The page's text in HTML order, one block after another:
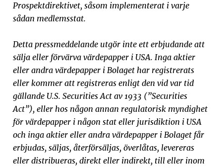
Prospektdirektivet, såsom implementerat i varje
sådan medlemsstat.
Detta pressmeddelande utgör inte ett erbjudande att
sälja eller förvärva värdepapper i USA. Inga aktier
eller andra värdepapper i Bolaget har registrerats
eller kommer att registreras enligt den vid var tid
gällande U.S. Securities Act av 1933 (”Securities
Act”), eller hos någon annan regulatorisk myndighet
för värdepapper i någon stat eller jurisdiktion i USA
och inga aktier eller andra värdepapper i Bolaget får
erbjudas, säljas, återförsäljas, överlåtas, levereras
eller distribueras, direkt eller indirekt, till eller inom